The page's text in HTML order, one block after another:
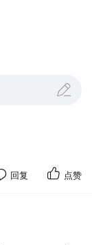
战争，把战
的号召，和
女孩子，告
军77师参加
锤练。在朝
化工作，虽
回复 点赞